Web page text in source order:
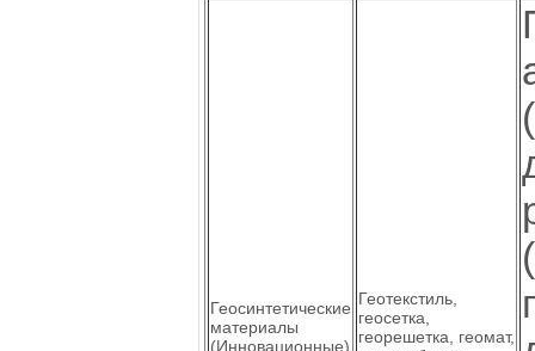
Геосинтетические
материалы
(Инновационные)
Геотекстиль,
геосетка,
георешетка, геомат,